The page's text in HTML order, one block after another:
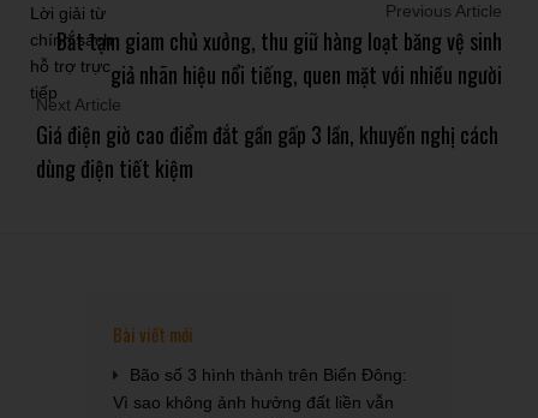
Previous Article
Bắt tạm giam chủ xưởng, thu giữ hàng loạt băng vệ sinh
giả nhãn hiệu nổi tiếng, quen mặt với nhiều người
Next Article
Giá điện giờ cao điểm đắt gần gấp 3 lần, khuyến nghị cách
dùng điện tiết kiệm
Bài viết mới
Bão số 3 hình thành trên Biển Đông:
Vì sao không ảnh hưởng đất liền vẫn